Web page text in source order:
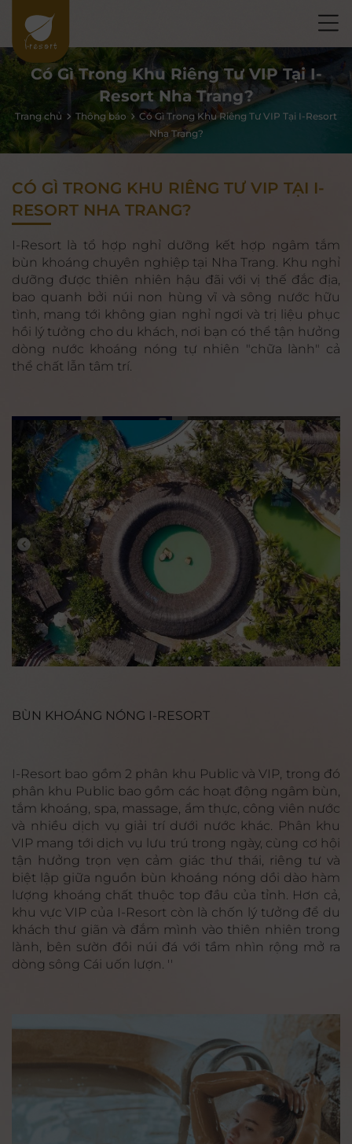
Có Gì Trong Khu Riêng Tư VIP Tại I-
Resort Nha Trang?
Trang chủ Thông báo
Có Gì Trong Khu Riêng Tư VIP Tại I-Resort
Nha Trang?
CÓ GÌ TRONG KHU RIÊNG TƯ VIP TẠI I-
RESORT NHA TRANG?
I-Resort là tổ hợp nghỉ dưỡng kết hợp ngâm tắm
bùn khoáng chuyên nghiệp tại Nha Trang. Khu nghỉ
dưỡng được thiên nhiên hậu đãi với vị thế đắc địa,
bao quanh bởi núi non hùng vĩ và sông nước hữu
tình, mang tới không gian nghỉ ngơi và trị liệu phục
hồi lý tưởng cho du khách, nơi bạn có thể tận hưởng
dòng nước khoáng nóng tự nhiên "chữa lành" cả
thể chất lẫn tâm trí.
BÙN KHOÁNG NÓNG I-RESORT
I-Resort bao gồm 2 phân khu Public và VIP, trong đó
phân khu Public bao gồm các hoạt động ngâm bùn,
tắm khoáng, spa, massage, ẩm thực, công viên nước
và nhiều dịch vụ giải trí dưới nước khác. Phân khu
VIP mang tới dịch vụ lưu trú trong ngày, cùng cơ hội
tận hưởng trọn vẹn cảm giác thư thái, riêng tư và
biệt lập giữa nguồn bùn khoáng nóng dồi dào hàm
lượng khoáng chất thuộc top đầu của tỉnh. Hơn cả,
khu vực VIP của I-Resort còn là chốn lý tưởng để du
khách thư giãn và đắm mình vào thiên nhiên trong
lành, bên sườn đồi núi đá với tầm nhìn rộng mở ra
dòng sông Cái uốn lượn. ''